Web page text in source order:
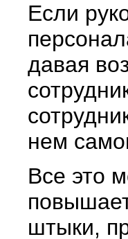
Если
давая
нем
Все это
штыки,